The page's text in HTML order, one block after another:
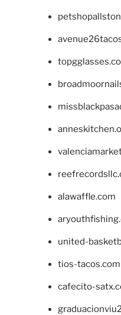
alawaffle.com
united-
tios-tacos.com
cafecito-